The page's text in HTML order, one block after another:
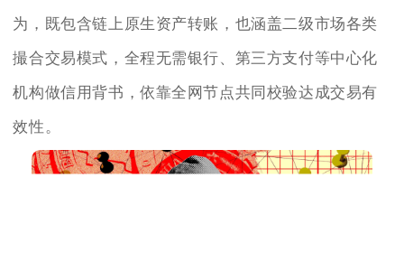
为，既包含链上原生资产转账，也涵盖二级市场各类
撮合交易模式，全程无需银行、第三方支付等中心化
机构做信用背书，依靠全网节点共同校验达成交易有
效性。